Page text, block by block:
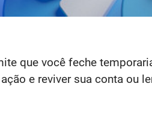
que você feche
e reviver sua conta ou